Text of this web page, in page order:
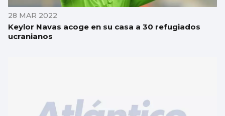
28 MAR 2022
Keylor Navas acoge en su casa a 30 refugiados
ucranianos